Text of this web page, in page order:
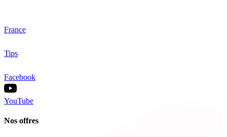
France
Tips
Facebook
YouTube
Nos offres